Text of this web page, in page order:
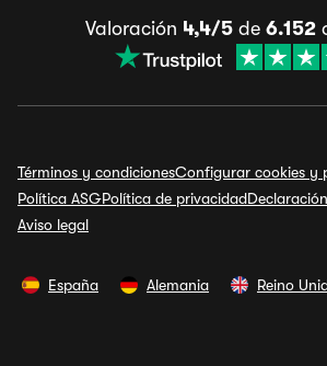
Valoración 4,4/5 de 6.152
Términos y condicionesConfigurar cookies y
Política ASGPolítica de privacidad
Aviso legal
España Alemania Reino